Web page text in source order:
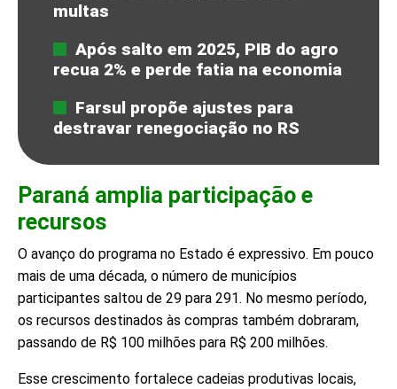
multas
Após salto em 2025, PIB do agro
recua 2% e perde fatia na economia
Farsul propõe ajustes para
destravar renegociação no RS
Paraná amplia participação e
recursos
O avanço do programa no Estado é expressivo. Em pouco
mais de uma década, o número de municípios
participantes saltou de 29 para 291. No mesmo período,
os recursos destinados às compras também dobraram,
passando de R$ 100 milhões para R$ 200 milhões.
Esse crescimento fortalece cadeias produtivas locais,